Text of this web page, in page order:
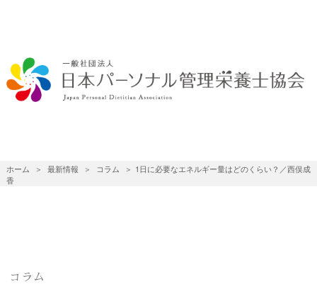
ホーム 最新情報 コラム
1日に必要なエネルギー量はどのくらい？／西俣成
香
コラム